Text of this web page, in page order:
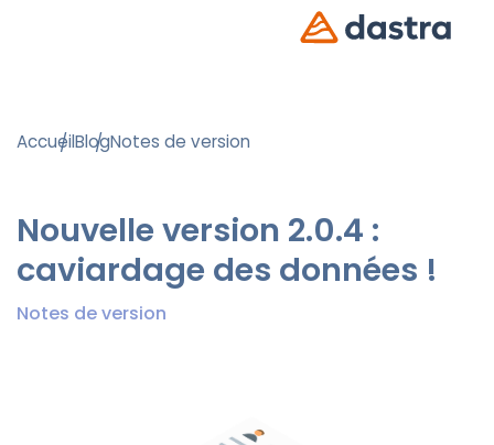
AccueilBlogNotes de version
Nouvelle version 2.0.4 :
caviardage des données !
Notes de version